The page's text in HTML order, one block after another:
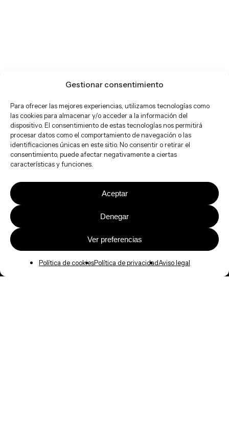
Gestionar consentimiento
Para ofrecer las mejores experiencias, utilizamos tecnologías como
las cookies para almacenar y/o acceder a la información del
dispositivo. El consentimiento de estas tecnologías nos permitirá
procesar datos como el comportamiento de navegación o las
identificaciones únicas en este sitio. No consentir o retirar el
consentimiento, puede afectar negativamente a ciertas
características y funciones.
Aceptar
Denegar
Ver preferencias
Política de cookiesPolítica de privacidadAviso legal